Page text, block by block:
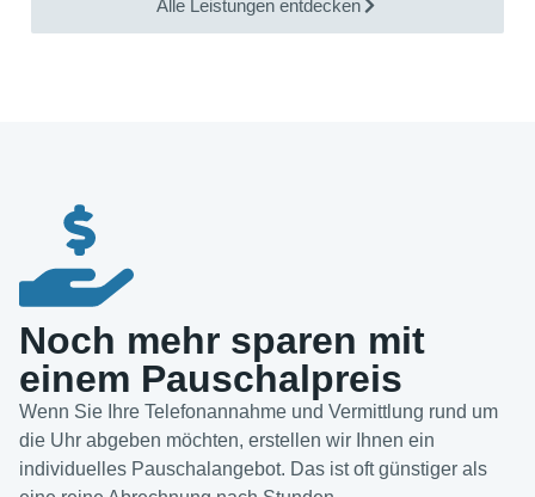
Alle Leistungen entdecken
Noch mehr sparen mit
einem Pauschalpreis
Wenn Sie Ihre Telefonannahme und Vermittlung rund um
die Uhr abgeben möchten, erstellen wir Ihnen ein
individuelles Pauschalangebot. Das ist oft günstiger als